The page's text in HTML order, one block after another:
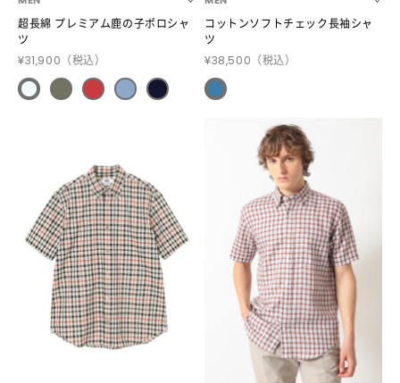
超長綿 プレミアム鹿の子ポロシャ
ツ
¥31,900 （税込）
コットンソフトチェック長袖シャ
ツ
¥38,500 （税込）